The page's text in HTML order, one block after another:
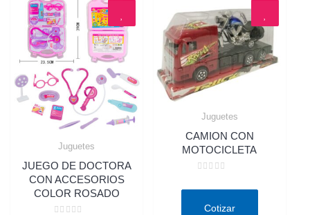
Juguetes
JUEGO DE DOCTORA
CON ACCESORIOS
COLOR ROSADO
Juguetes
CAMION CON
MOTOCICLETA
deCotizar